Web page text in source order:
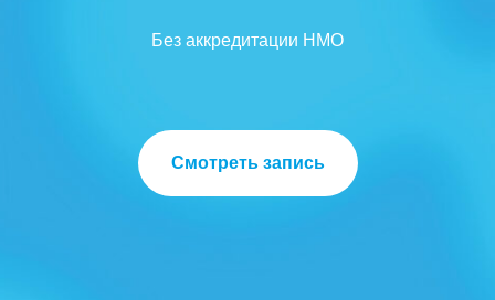
Без аккредитации НМО
Смотреть запись